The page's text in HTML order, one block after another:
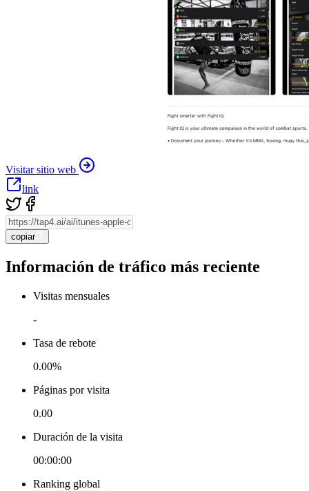
Visitar sitio web
link
copiar
Información de tráfico más reciente
Visitas mensuales
-
Tasa de rebote
0.00%
Páginas por visita
0.00
Duración de la visita
00:00:00
Ranking global